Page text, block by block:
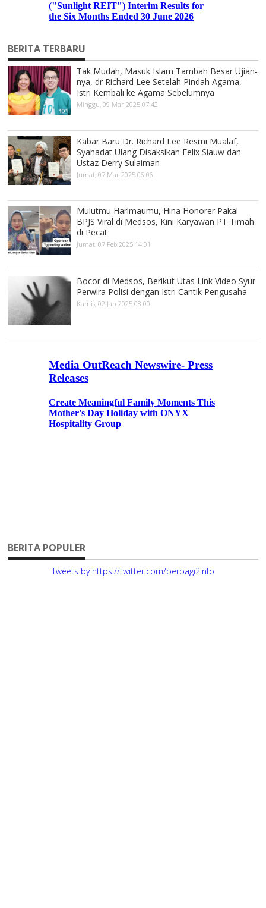
BERITA TERBARU
Tak Mudah, Masuk Islam Tambah Besar Ujian-
nya, dr Richard Lee Setelah Pindah Agama,
Istri Kembali ke Agama Sebelumnya
Minggu, 09 Mar 2025 07:42
Kabar Baru Dr. Richard Lee Resmi Mualaf,
Syahadat Ulang Disaksikan Felix Siauw dan
Ustaz Derry Sulaiman
Jumat, 07 Mar 2025 06:06
Mulutmu Harimaumu, Hina Honorer Pakai
BPJS Viral di Medsos, Kini Karyawan PT Timah
di Pecat
Jumat, 07 Feb 2025 14:01
Bocor di Medsos, Berikut Utas Link Video Syur
Perwira Polisi dengan Istri Cantik Pengusaha
Kamis, 02 Jan 2025 08:00
BERITA POPULER
Tweets by https://twitter.com/berbagi2info